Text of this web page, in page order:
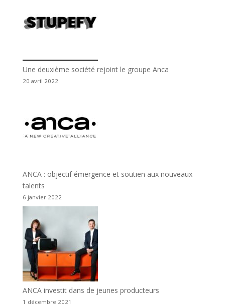
Une deuxième société rejoint le groupe Anca
20 avril 2022
ANCA : objectif émergence et soutien aux nouveaux
talents
6 janvier 2022
ANCA investit dans de jeunes producteurs
1 décembre 2021